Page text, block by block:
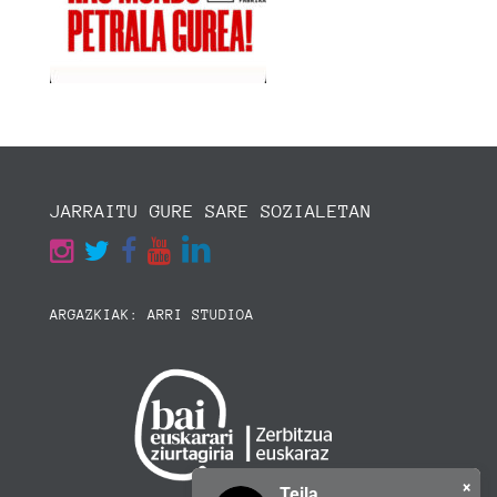
JARRAITU GURE SARE SOZIALETAN
ARGAZKIAK: ARRI STUDIOA
×